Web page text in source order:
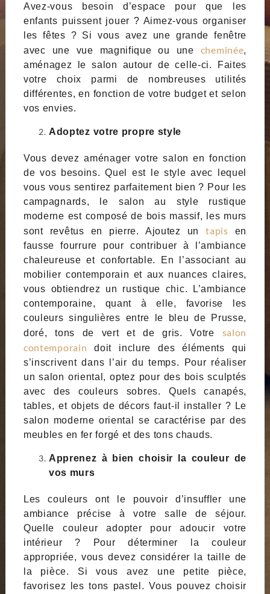
Avez-vous besoin d’espace pour que les
enfants puissent jouer ? Aimez-vous organiser
les fêtes ? Si vous avez une grande fenêtre
avec une vue magnifique ou une cheminée,
aménagez le salon autour de celle-ci. Faites
votre choix parmi de nombreuses utilités
différentes, en fonction de votre budget et selon
vos envies.
Adoptez votre propre style
Vous devez aménager votre salon en fonction
de vos besoins. Quel est le style avec lequel
vous vous sentirez parfaitement bien ? Pour les
campagnards, le salon au style rustique
moderne est composé de bois massif, les murs
sont revêtus en pierre. Ajoutez untapis en
fausse fourrure pour contribuer à l’ambiance
chaleureuse et confortable. En l’associant au
mobilier contemporain et aux nuances claires,
vous obtiendrez un rustique chic. L’ambiance
contemporaine, quant à elle, favorise les
couleurs singulières entre le bleu de Prusse,
doré, tons de vert et de gris. Votre salon
contemporain doit inclure des éléments qui
s’inscrivent dans l’air du temps. Pour réaliser
un salon oriental, optez pour des bois sculptés
avec des couleurs sobres. Quels canapés,
tables, et objets de décors faut-il installer ? Le
salon moderne oriental se caractérise par des
meubles en fer forgé et des tons chauds.
Apprenez à bien choisir la couleur de
vos murs
Les couleurs ont le pouvoir d’insuffler une
ambiance précise à votre salle de séjour.
Quelle couleur adopter pour adoucir votre
intérieur ? Pour déterminer la couleur
appropriée, vous devez considérer la taille de
la pièce. Si vous avez une petite pièce,
favorisez les tons pastel. Vous pouvez choisir